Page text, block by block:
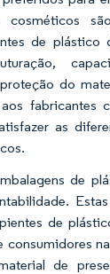
cosméticos
de plástico
do
fabricantes
as
de
de
consumidores
de